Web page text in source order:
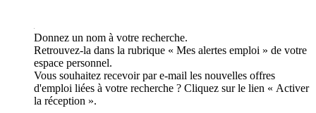
Donnez un nom à votre recherche.
Retrouvez-la dans la rubrique « Mes alertes emploi » de votre
espace personnel.
Vous souhaitez recevoir par e-mail les nouvelles offres
d'emploi liées à votre recherche ? Cliquez sur le lien « Activer
la réception ».